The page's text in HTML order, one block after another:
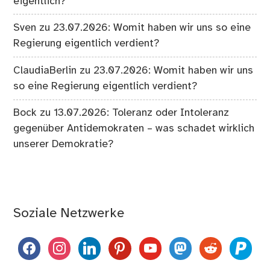
Sven zu 23.07.2026: Womit haben wir uns so eine
Regierung eigentlich verdient?
ClaudiaBerlin zu 23.07.2026: Womit haben wir uns
so eine Regierung eigentlich verdient?
Bock zu13.07.2026: Toleranz oder Intoleranz
gegenüber Antidemokraten – was schadet wirklich
unserer Demokratie?
Soziale Netzwerke
facebookinstagramlinkedinpinterestyoutubemastodon
reddit paypal